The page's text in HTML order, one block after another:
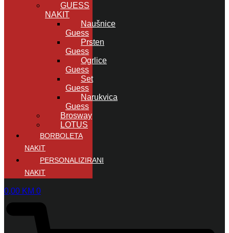
GUESS
NAKIT
Naušnice
Guess
Prsten
Guess
Ogrlice
Guess
Set
Guess
Narukvica
Guess
Brosway
LOTUS
BORBOLETA
NAKIT
PERSONALIZIRANI
NAKIT
0,00 KM 0